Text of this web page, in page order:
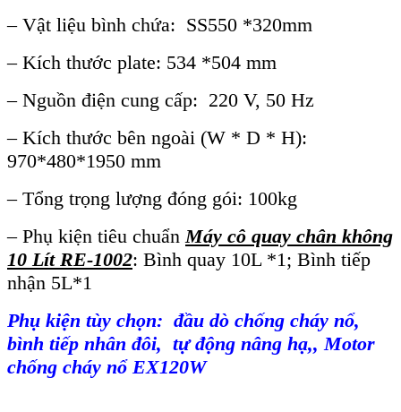
– Vật liệu bình chứa: SS550 *320mm
– Kích thước plate: 534 *504 mm
– Nguồn điện cung cấp: 220 V, 50 Hz
– Kích thước bên ngoài (W * D * H):
970*480*1950 mm
– Tổng trọng lượng đóng gói: 100kg
– Phụ kiện tiêu chuẩnMáy cô quay chân không
10 Lít RE-1002: Bình quay 10L *1; Bình tiếp
nhận 5L*1
Phụ kiện tùy chọn: đầu dò chống cháy nổ,
bình tiếp nhân đôi, tự động nâng hạ,, Motor
chống cháy nổ EX120W